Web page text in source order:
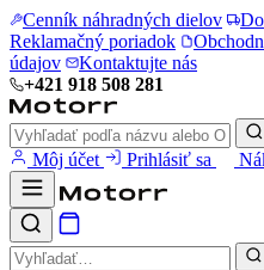
Cenník náhradných dielov
Reklamačný poriadok
údajov
Kontaktujte nás
+421 918 508 281
Môj účet Prihlásiť sa